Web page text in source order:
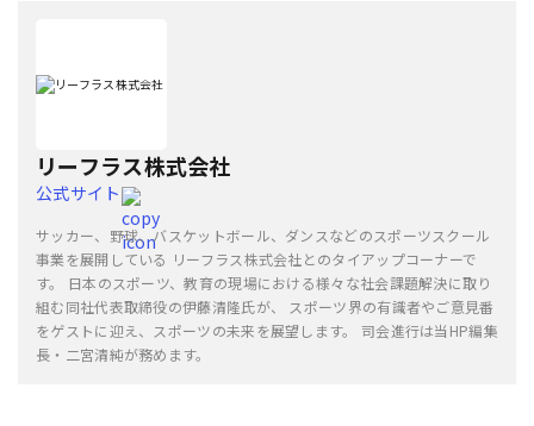
リーフラス株式会社
公式サイト
サッカー、野球、バスケットボール、ダンスなどのスポーツスクール
事業を展開している リーフラス株式会社とのタイアップコーナーで
す。 日本のスポーツ、教育の現場における様々な社会課題解決に取り
組む同社代表取締役の伊藤清隆氏が、 スポーツ界の有識者やご意見番
をゲストに迎え、スポーツの未来を展望します。 司会進行は当HP編集
長・二宮清純が務めます。